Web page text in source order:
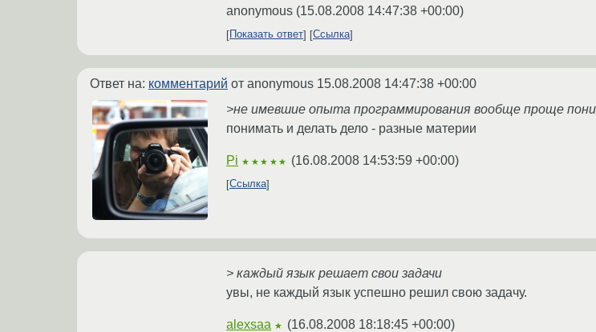
anonymous (15.08.2008 14:47:38 +00:00)
Показать ответ Ссылка
Ответ на: комментарий от anonymous 15.08.2008 14:47:38 +00:00
>не имевшие опыта программирования вообще проще
понимать и делать дело - разные материи
Pi ★★★★★ (16.08.2008 14:53:59 +00:00)
Ссылка
> каждый язык решает свои задачи
увы, не каждый язык успешно решил свою задачу.
alexsaa ★ (16.08.2008 18:18:45 +00:00)